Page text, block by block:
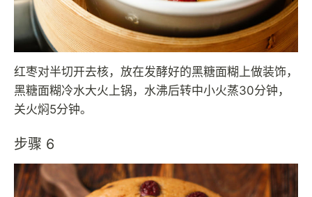
红枣对半切开去核，放在发酵好的黑糖面糊上做装饰，
黑糖面糊冷水大火上锅，水沸后转中小火蒸30分钟，
关火焖5分钟。
步骤 6